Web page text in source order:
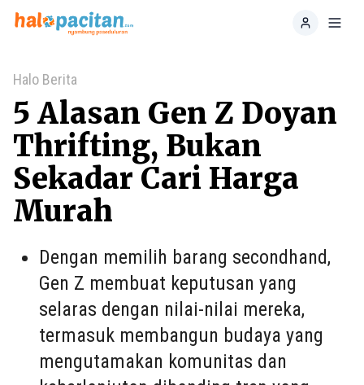
Home
Halo Berita
5 Alasan Gen Z Doyan
Thrifting, Bukan
Sekadar Cari Harga
Murah
Dengan memilih barang secondhand,
Gen Z membuat keputusan yang
selaras dengan nilai-nilai mereka,
termasuk membangun budaya yang
mengutamakan komunitas dan